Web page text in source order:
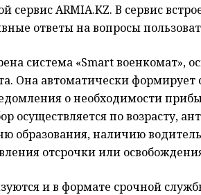
сервис ARMIA.KZ. В сервис
ответы на вопросы
система «Smart военкомат»,
Она автоматически
о необходимости
осуществляется по возрасту,
образования, наличию
отсрочки или
и в формате срочной